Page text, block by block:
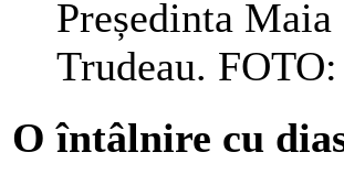
Președinta
Trudeau.
O întâlnire cu